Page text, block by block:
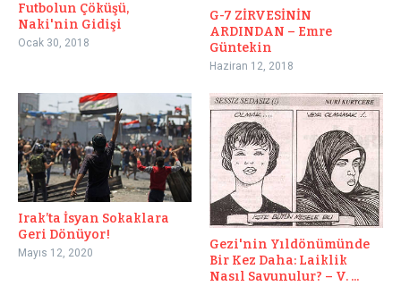
Futbolun Çöküşü,
Naki'nin Gidişi
Ocak 30, 2018
G-7 ZİRVESİNİN
ARDINDAN – Emre
Güntekin
Haziran 12, 2018
Irak’ta İsyan Sokaklara
Geri Dönüyor!
Mayıs 12, 2020
Gezi'nin Yıldönümünde
Bir Kez Daha: Laiklik
Nasıl Savunulur? – V. ...